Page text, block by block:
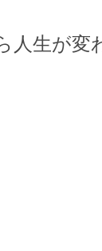
人生が変